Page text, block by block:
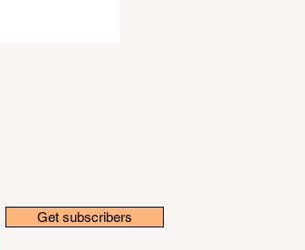
Get subscribers